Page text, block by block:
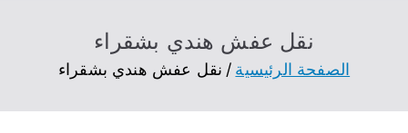
الرياض
نقل عفش هندي بشقراء
الصفحة الرئيسية نقل عفش هندي بشقراء